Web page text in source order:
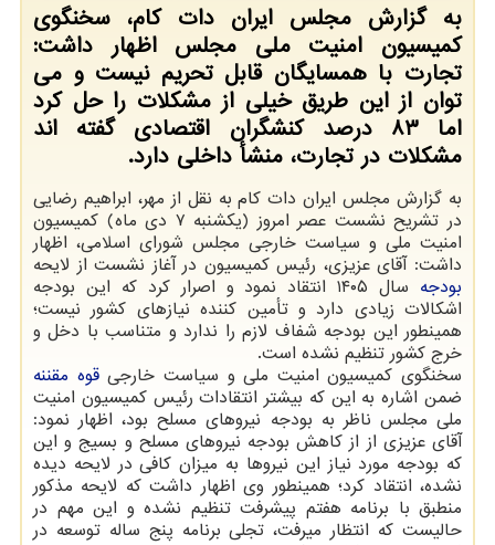
به گزارش مجلس ایران دات کام، سخنگوی
کمیسیون امنیت ملی مجلس اظهار داشت:
تجارت با همسایگان قابل تحریم نیست و می
توان از این طریق خیلی از مشکلات را حل کرد
اما ۸۳ درصد کنشگران اقتصادی گفته اند
مشکلات در تجارت، منشأ داخلی دارد.
به گزارش مجلس ایران دات کام به نقل از مهر، ابراهیم رضایی
در تشریح نشست عصر امروز (یکشنبه ۷ دی ماه) کمیسیون
امنیت ملی و سیاست خارجی مجلس شورای اسلامی، اظهار
داشت: آقای عزیزی، رئیس کمیسیون در آغاز نشست از لایحه
بودجه
سال ۱۴۰۵ انتقاد نمود و اصرار کرد که این بودجه
اشکالات زیادی دارد و تأمین کننده نیازهای کشور نیست؛
همینطور این بودجه شفاف لازم را ندارد و متناسب با دخل و
خرج کشور تنظیم نشده است.
سخنگوی کمیسیون امنیت ملی و سیاست خارجیقوه مقننه
ضمن اشاره به این که بیشتر انتقادات رئیس کمیسیون امنیت
ملی مجلس ناظر به بودجه نیروهای مسلح بود، اظهار نمود:
آقای عزیزی از از کاهش بودجه نیروهای مسلح و بسیج و این
که بودجه مورد نیاز این نیروها به میزان کافی در لایحه دیده
نشده، انتقاد کرد؛ همینطور وی اظهار داشت که لایحه مذکور
منطبق با برنامه هفتم پیشرفت تنظیم نشده و این مهم در
حالیست که انتظار میرفت، تجلی برنامه پنج ساله توسعه در